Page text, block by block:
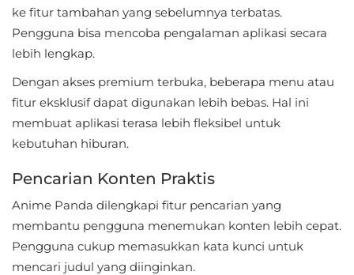
Demo
LifeStyle
Maps
&
Navigation
Music
&
Audio
ke fitur tambahan yang sebelumnya terbatas.
Pengguna bisa mencoba pengalaman aplikasi secara
lebih lengkap.
Dengan akses premium terbuka, beberapa menu atau
fitur eksklusif dapat digunakan lebih bebas. Hal ini
membuat aplikasi terasa lebih fleksibel untuk
kebutuhan hiburan.
Pencarian Konten Praktis
Anime Panda dilengkapi fitur pencarian yang
membantu pengguna menemukan konten lebih cepat.
Pengguna cukup memasukkan kata kunci untuk
mencari judul yang diinginkan.